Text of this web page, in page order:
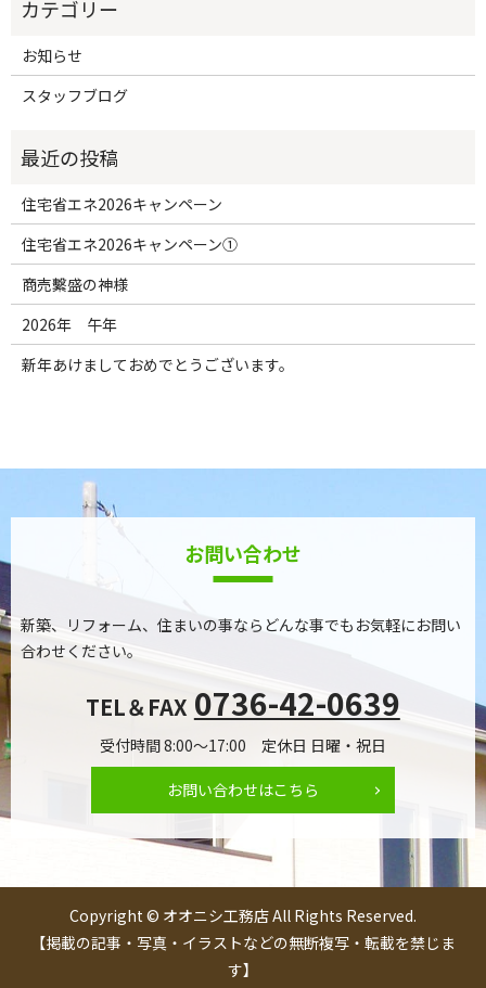
お知らせ
スタッフブログ
住宅省エネ2026キャンペーン
住宅省エネ2026キャンペーン①
商売繫盛の神様
2026年 午年
新年あけましておめでとうございます。
お問い合わせ
新築、リフォーム、住まいの事ならどんな事でもお気軽にお問い
合わせください。
TEL＆FAX 0736-42-0639
受付時間 8:00～17:00 定休日 日曜・祝日
お問い合わせはこちら
Copyright © オオニシ工務店 All Rights Reserved.
【掲載の記事・写真・イラストなどの無断複写・転載を禁じま
す】